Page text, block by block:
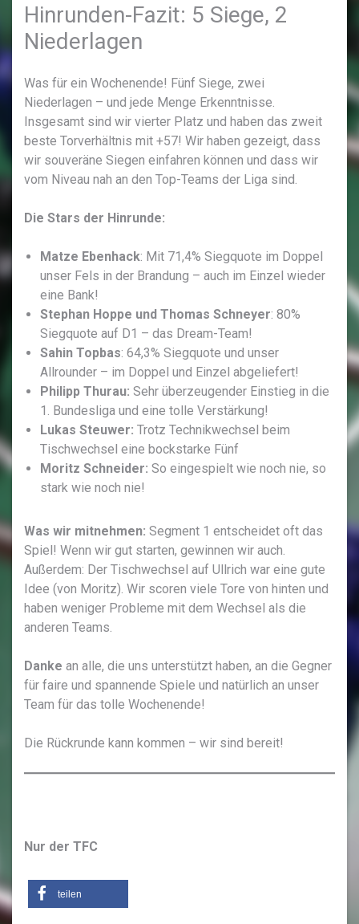
Hinrunden-Fazit: 5 Siege, 2
Niederlagen
Was für ein Wochenende! Fünf Siege, zwei
Niederlagen – und jede Menge Erkenntnisse.
Insgesamt sind wir vierter Platz und haben das zweit
beste Torverhältnis mit +57! Wir haben gezeigt, dass
wir souveräne Siegen einfahren können und dass wir
vom Niveau nah an den Top-Teams der Liga sind.
Die Stars der Hinrunde:
Matze Ebenhack: Mit 71,4% Siegquote im Doppel
unser Fels in der Brandung – auch im Einzel wieder
eine Bank!
Stephan Hoppe und Thomas Schneyer: 80%
Siegquote auf D1 – das Dream-Team!
Sahin Topbas: 64,3% Siegquote und unser
Allrounder – im Doppel und Einzel abgeliefert!
Philipp Thurau: Sehr überzeugender Einstieg in die
1. Bundesliga und eine tolle Verstärkung!
Lukas Steuwer: Trotz Technikwechsel beim
Tischwechsel eine bockstarke Fünf
Moritz Schneider: So eingespielt wie noch nie, so
stark wie noch nie!
Was wir mitnehmen: Segment 1 entscheidet oft das
Spiel! Wenn wir gut starten, gewinnen wir auch.
Außerdem: Der Tischwechsel auf Ullrich war eine gute
Idee (von Moritz). Wir scoren viele Tore von hinten und
haben weniger Probleme mit dem Wechsel als die
anderen Teams.
Danke an alle, die uns unterstützt haben, an die Gegner
für faire und spannende Spiele und natürlich an unser
Team für das tolle Wochenende!
Die Rückrunde kann kommen – wir sind bereit!
Nur der TFC
teilen